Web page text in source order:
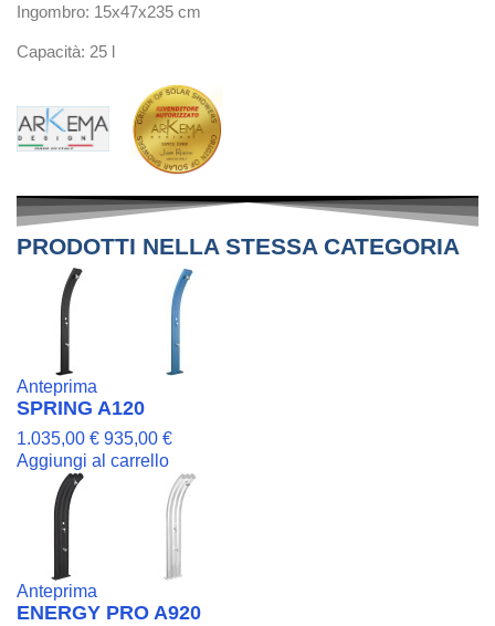
Ingombro: 15x47x235 cm
Capacità: 25 l
PRODOTTI NELLA STESSA CATEGORIA
Anteprima
SPRING A120
1.035,00 € 935,00 €
Aggiungi al carrello
Anteprima
ENERGY PRO A920